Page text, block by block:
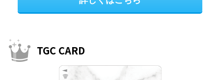
TGC CARD